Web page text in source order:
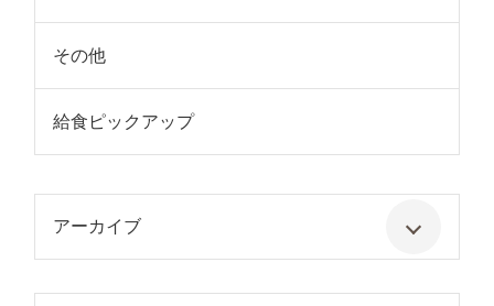
その他
給食ピックアップ
アーカイブ